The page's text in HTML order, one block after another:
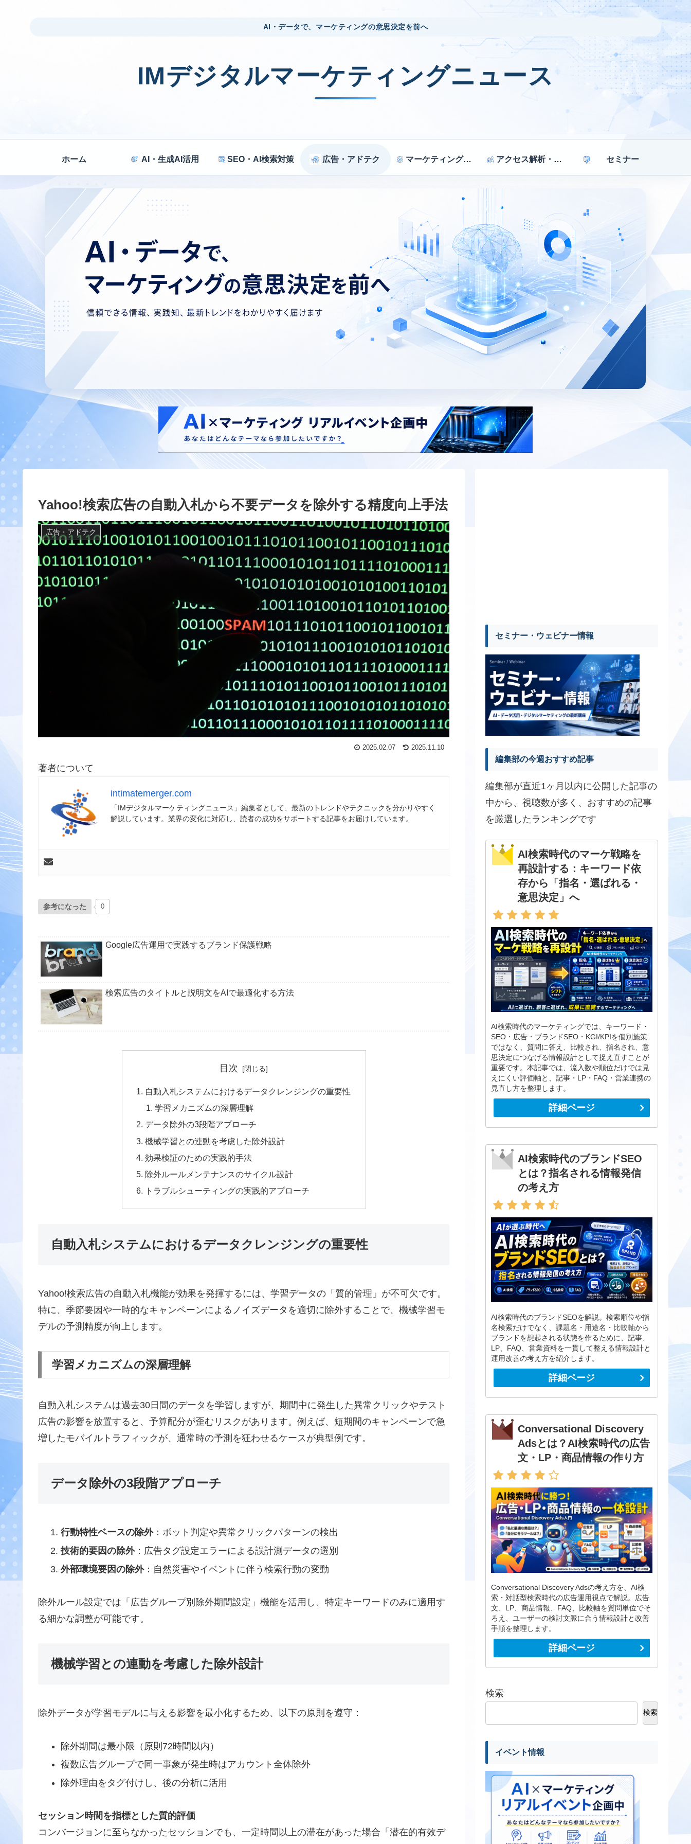
AI・データで、マーケティングの意思決定を前へ
IMデジタルマーケティングニュース
ホーム AI・生成AI活用 SEO・AI検索対策 広告・アドテク マーケティング戦略 アクセス解析・効果測定 セミナー
Yahoo!検索広告の自動入札から不要データを除外する精度向上手法
広告・アドテク
2025.02.07 2025.11.10
著者について
intimatemerger.com
「IMデジタルマーケティングニュース」編集者として、最新のトレンドやテクニックを分かりやすく
解説しています。業界の変化に対応し、読者の成功をサポートする記事をお届けしています。
参考になった 0
Google広告運用で実践するブランド保護戦略
検索広告のタイトルと説明文をAIで最適化する方法
目次
自動入札システムにおけるデータクレンジングの重要性
学習メカニズムの深層理解
データ除外の3段階アプローチ
機械学習との連動を考慮した除外設計
効果検証のための実践的手法
除外ルールメンテナンスのサイクル設計
トラブルシューティングの実践的アプローチ
自動入札システムにおけるデータクレンジングの重要性
Yahoo!検索広告の自動入札機能が効果を発揮するには、学習データの「質的管理」が不可欠です。
特に、季節要因や一時的なキャンペーンによるノイズデータを適切に除外することで、機械学習モ
デルの予測精度が向上します。
学習メカニズムの深層理解
自動入札システムは過去30日間のデータを学習しますが、期間中に発生した異常クリックやテスト
広告の影響を放置すると、予算配分が歪むリスクがあります。例えば、短期間のキャンペーンで急
増したモバイルトラフィックが、通常時の予測を狂わせるケースが典型例です。
データ除外の3段階アプローチ
行動特性ベースの除外：ボット判定や異常クリックパターンの検出
技術的要因の除外：広告タグ設定エラーによる誤計測データの選別
外部環境要因の除外：自然災害やイベントに伴う検索行動の変動
除外ルール設定では「広告グループ別除外期間設定」機能を活用し、特定キーワードのみに適用す
る細かな調整が可能です。
機械学習との連動を考慮した除外設計
除外データが学習モデルに与える影響を最小化するため、以下の原則を遵守：
除外期間は最小限（原則72時間以内）
複数広告グループで同一事象が発生時はアカウント全体除外
除外理由をタグ付けし、後の分析に活用
セッション時間を指標とした質的評価
コンバージョンに至らなかったセッションでも、一定時間以上の滞在があった場合「潜在的有效デ
セミナー・ウェビナー情報
編集部の今週おすすめ記事
編集部が直近1ヶ月以内に公開した記事の
中から、視聴数が多く、おすすめの記事
を厳選したランキングです
AI検索時代のマーケ戦略を
再設計する：キーワード依
存から「指名・選ばれる・
意思決定」へ
AI検索時代のマーケティングでは、キーワード・
SEO・広告・ブランドSEO・KGI/KPIを個別施策
ではなく、質問に答え、比較され、指名され、意
思決定につなげる情報設計として捉え直すことが
重要です。本記事では、流入数や順位だけでは見
えにくい評価軸と、記事・LP・FAQ・営業連携の
見直し方を整理します。
詳細ページ
AI検索時代のブランドSEO
とは？指名される情報発信
の考え方
AI検索時代のブランドSEOを解説。検索順位や指
名検索だけでなく、課題名・用途名・比較軸から
ブランドを想起される状態を作るために、記事、
LP、FAQ、営業資料を一貫して整える情報設計と
運用改善の考え方を紹介します。
詳細ページ
Conversational Discovery
Adsとは？AI検索時代の広告
文・LP・商品情報の作り方
Conversational Discovery Adsの考え方を、AI検
索・対話型検索時代の広告運用視点で解説。広告
文、LP、商品情報、FAQ、比較軸を質問単位でそ
ろえ、ユーザーの検討文脈に合う情報設計と改善
手順を整理します。
詳細ページ
検索
検索
イベント情報